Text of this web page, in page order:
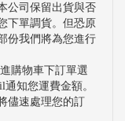
公司保留出貨與否
下單調貨。但恐原
份我們將為您進行
購物車下訂單選
知您運費金額。
儘速處理您的訂